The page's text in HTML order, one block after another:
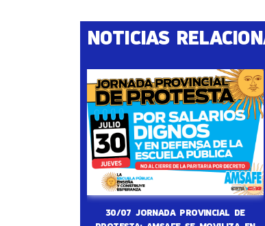
NOTICIAS
30/07 JORNADA PROVINCIAL DE